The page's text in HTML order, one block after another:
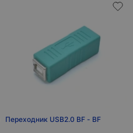
Переходник USB2.0 BF - BF